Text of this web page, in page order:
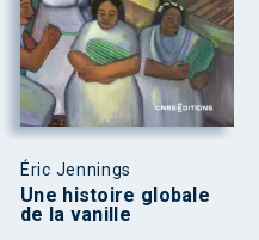
Éric Jennings
Une histoire globale
de la vanille